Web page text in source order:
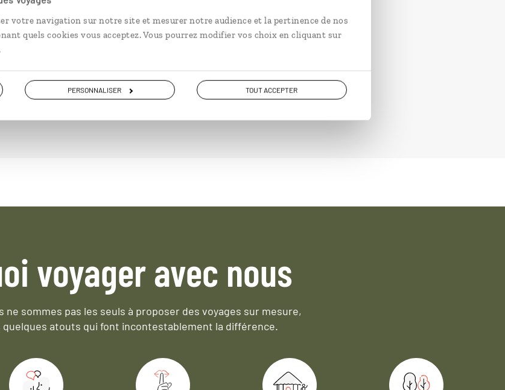
votre navigation sur notre site et mesurer notre audience et la pertinence de nos
quels cookies vous acceptez. Vous pourrez modifier vos choix en cliquant sur
PERSONNALISER TOUT ACCEPTER
parcs.
9 jours / 7 nuits
voyager avec nous
ne sommes pas les seuls à proposer des voyages sur mesure,
quelques atouts qui font incontestablement la différence.